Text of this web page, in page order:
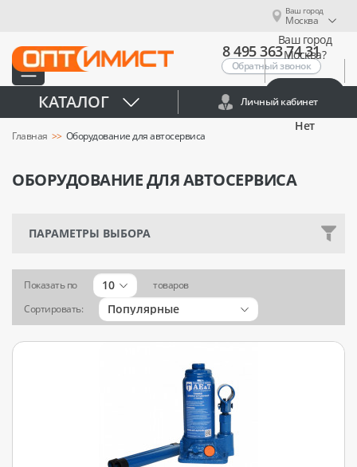
Ваш город
Москва
Ваш город
Москва?
Нет
8 495 363 74 31
Обратный звонок
КАТАЛОГ Личный кабинет
Главная Оборудование для автосервиса
ОБОРУДОВАНИЕ ДЛЯ АВТОСЕРВИСА
ПАРАМЕТРЫ ВЫБОРА
Показать по 10
товаров
Сортировать:
Популярные